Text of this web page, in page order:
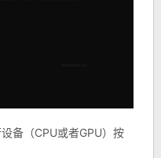
备（CPU或者GPU）按